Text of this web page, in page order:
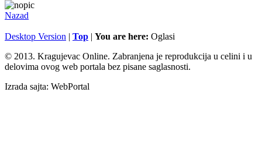
Nazad
Desktop Version | Top | You are here: Oglasi
© 2013. Kragujevac Online. Zabranjena je reprodukcija u celini i u
delovima ovog web portala bez pisane saglasnosti.
Izrada sajta: WebPortal